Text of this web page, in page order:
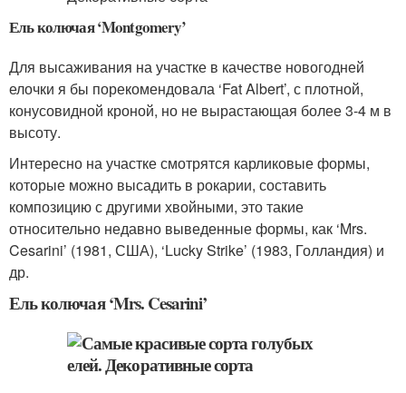
Ель колючая ‘Montgomery’
Для высаживания на участке в качестве новогодней
елочки я бы порекомендовала ‘Fat Albert’, с плотной,
конусовидной кроной, но не вырастающая более 3-4 м в
высоту.
Интересно на участке смотрятся карликовые формы,
которые можно высадить в рокарии, составить
композицию с другими хвойными, это такие
относительно недавно выведенные формы, как ‘Mrs.
Cesarini’ (1981, США), ‘Lucky Strike’ (1983, Голландия) и
др.
Ель колючая ‘Mrs. Cesarini’